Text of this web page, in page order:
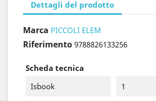
Dettagli del prodotto
Marca PICCOLI ELEM
Riferimento 9788826133256
Scheda tecnica
Isbook
1